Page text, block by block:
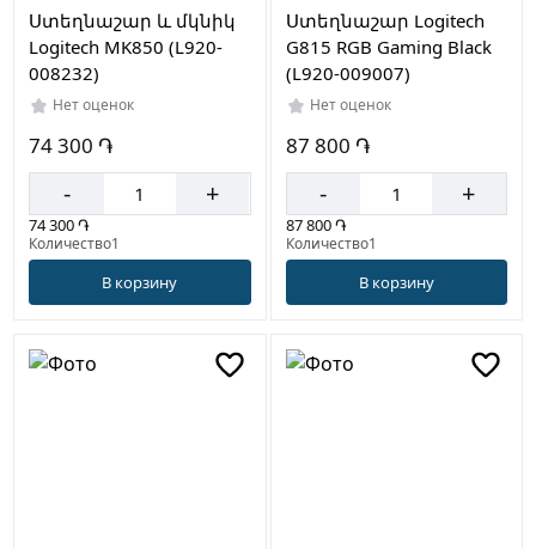
Ստեղնաշար և մկնիկ
Logitech MK850 (L920-
008232)
Нет оценок
74 300 ֏
- +
74 300 ֏
Количество1
В корзину
Ստեղնաշար Logitech
G815 RGB Gaming Black
(L920-009007)
Нет оценок
87 800 ֏
- +
87 800 ֏
Количество1
В корзину